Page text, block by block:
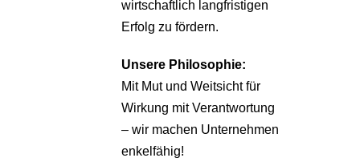
wirtschaftlich langfristigen
Erfolg zu fördern.
Unsere Philosophie:
Mit Mut und Weitsicht für
Wirkung mit Verantwortung
– wir machen Unternehmen
enkelfähig!